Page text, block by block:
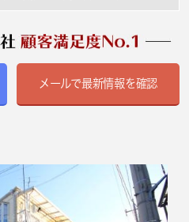
メールで最新情報を確認